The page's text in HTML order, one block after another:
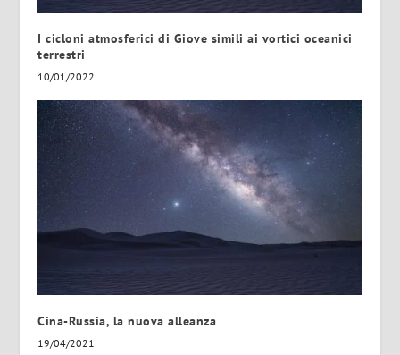
I cicloni atmosferici di Giove simili ai vortici oceanici
terrestri
10/01/2022
Cina-Russia, la nuova alleanza
19/04/2021